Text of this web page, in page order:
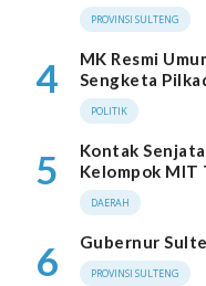
PROVINSI SULTENG
4
MK Resmi
Sengketa
POLITIK
5
Kontak
Kelompok MIT
DAERAH
6 Gubernur
PROVINSI SULTENG